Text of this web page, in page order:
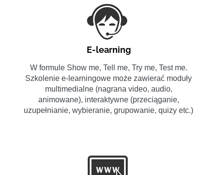
E-learning
W formule Show me, Tell me, Try me, Test me.
Szkolenie e-learningowe może zawierać moduły
multimedialne (nagrana video, audio,
animowane), interaktywne (przeciąganie,
uzupełnianie, wybieranie, grupowanie, quizy etc.)